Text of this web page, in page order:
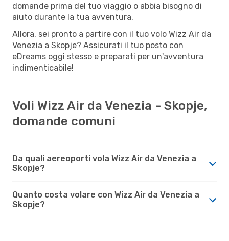
domande prima del tuo viaggio o abbia bisogno di
aiuto durante la tua avventura.
Allora, sei pronto a partire con il tuo volo Wizz Air da
Venezia a Skopje? Assicurati il tuo posto con
eDreams oggi stesso e preparati per un'avventura
indimenticabile!
Voli Wizz Air da Venezia - Skopje,
domande comuni
Da quali aereoporti vola Wizz Air da Venezia a
Skopje?
Quanto costa volare con Wizz Air da Venezia a
Skopje?